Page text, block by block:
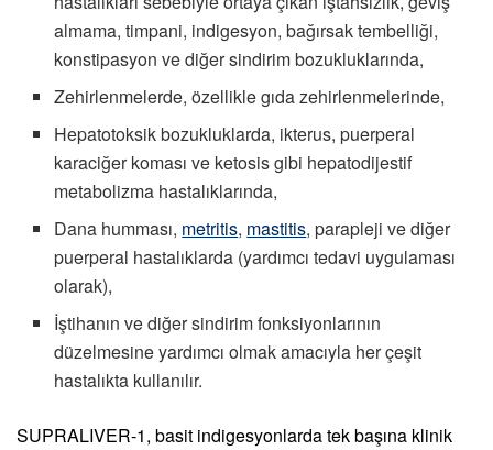
almama, timpani, indigesyon, bağırsak tembelliği,
konstipasyon ve diğer sindirim bozukluklarında,
Zehirlenmelerde, özellikle gıda zehirlenmelerinde,
Hepatotoksik bozukluklarda, ikterus, puerperal
karaciğer koması ve ketosis gibi hepatodijestif
metabolizma hastalıklarında,
Dana humması, metritis, mastitis, parapleji ve diğer
puerperal hastalıklarda (yardımcı tedavi uygulaması
olarak),
İştihanın ve diğer sindirim fonksiyonlarının
düzelmesine yardımcı olmak amacıyla her çeşit
hastalıkta kullanılır.
SUPRALIVER-1, basit indigesyonlarda tek başına klinik